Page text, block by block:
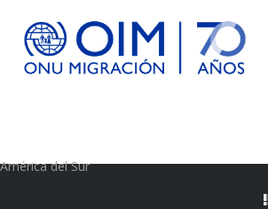
América del Sur